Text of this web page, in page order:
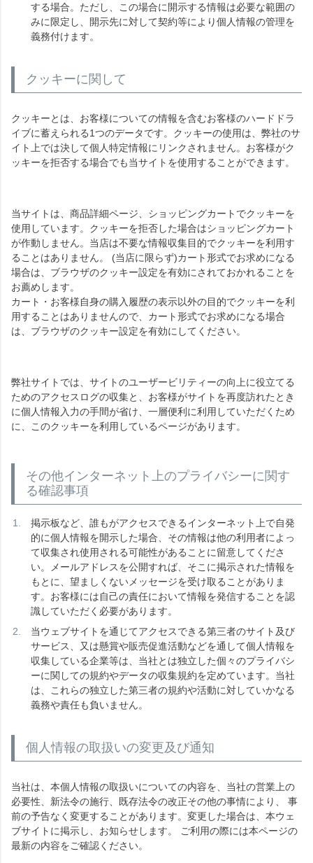
する場合。ただし、この場合に開示する情報は必要な範囲の
みに限定し、開示先に対して契約等により個人情報の管理を
義務付けます。
クッキーに関して
クッキーとは、お客様についての情報を含むお客様のハードドラ
イブに蓄えられる1つのデータです。クッキーの使用は、弊社のサ
イト上では決して個人特定情報にリンクされません。お客様がク
ッキーを拒否する場合でも当サイトを使用することができます。
当サイトは、商品詳細ページ、ショッピングカートでクッキーを
使用しています。クッキーを拒否した場合はショッピングカート
が作動しません。当店は不要な情報収集目的でクッキーを利用す
ることはありません。 (当店に限らず)カート形式でお求めになる
場合は、ブラウザのクッキー設定を有効にされておかれることを
お薦めします。
カート・お客様自身の購入履歴の表示以外の目的でクッキーを利
用することはありませんので、カート形式でお求めになる場合
は、ブラウザのクッキー設定を有効にしてください。
弊社サイトでは、サイトのユーザービリティーの向上に役立てる
ためのアクセスログの収集と、お客様がサイトを再度訪れたとき
に個人情報入力の手間が省け、一層便利に利用していただくため
に、このクッキーを利用しているページがあります。
その他インターネット上のプライバシーに関す
る確認事項
掲示板など、誰もがアクセスできるインターネット上で自発
的に個人情報を開示した場合、その情報は他の利用者によっ
て収集され使用される可能性があることに留意してくださ
い。メールアドレスを公開すれば、そこに掲示された情報を
もとに、望ましくないメッセージを受け取ることがありま
す。お客様には自己の責任において情報を発信することを認
識していただく必要があります。
当ウェブサイトを通じてアクセスできる第三者のサイト及び
サービス、又は懸賞や販売促進活動などを通して個人情報を
収集している企業等は、当社とは独立した個々のプライバシ
ーに関しての規約やデータの収集規約を定めています。当社
は、これらの独立した第三者の規約や活動に対していかなる
義務や責任も負いません。
個人情報の取扱いの変更及び通知
当社は、本個人情報の取扱いについての内容を、当社の営業上の
必要性、新法令の施行、既存法令の改正その他の事情により、 事
前の予告なく変更することがあります。変更した場合は、本ウェ
ブサイトに掲示し、お知らせします。 ご利用の際には本ページの
最新の内容をご確認ください。